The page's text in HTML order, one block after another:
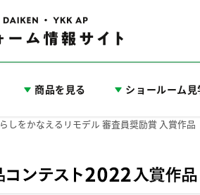
商品を見る ショールーム見
しをかなえるリモデル 審査員奨励賞 入賞作品